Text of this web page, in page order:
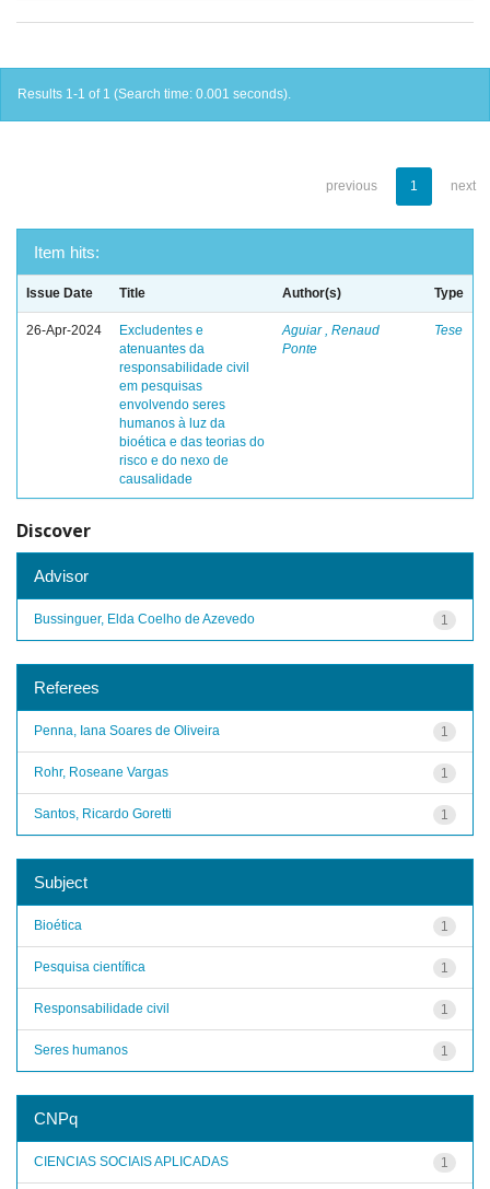
Results 1-1 of 1 (Search time: 0.001 seconds).
previous 1 next
Item hits:
Issue Date Title Author(s) Type
26-Apr-2024
Excludentes e
atenuantes da
responsabilidade civil
em pesquisas
envolvendo seres
humanos à luz da
bioética e das teorias do
risco e do nexo de
causalidade
Aguiar , Renaud
Ponte
Tese
Discover
Advisor
1
Bussinguer, Elda Coelho de Azevedo
Referees
1
Penna, Iana Soares de Oliveira
1
Rohr, Roseane Vargas
1
Santos, Ricardo Goretti
Subject
1
Bioética
1
Pesquisa científica
1
Responsabilidade civil
1
Seres humanos
CNPq
1
CIENCIAS SOCIAIS APLICADAS